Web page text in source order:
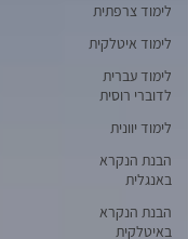
לימוד צרפתית
לימוד איטלקית
לימוד עברית
לדוברי רוסית
לימוד יוונית
הבנת הנקרא
באנגלית
הבנת הנקרא
באיטלקית